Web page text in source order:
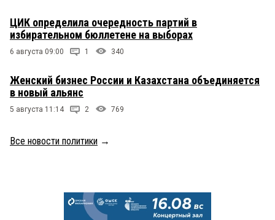
ЦИК определила очередность партий в
избирательном бюллетене на выборах
6 августа 09:00 1 340
Женский бизнес России и Казахстана объединяется
в новый альянс
5 августа 11:14 2 769
Все новости политики →